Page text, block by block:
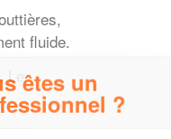
fluide.
un
?